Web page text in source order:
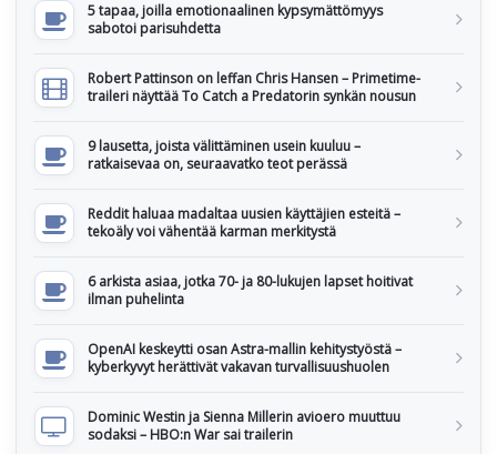
5 tapaa, joilla emotionaalinen kypsymättömyys
sabotoi parisuhdetta
Robert Pattinson on leffan Chris Hansen – Primetime-
traileri näyttää To Catch a Predatorin synkän nousun
9 lausetta, joista välittäminen usein kuuluu –
ratkaisevaa on, seuraavatko teot perässä
Reddit haluaa madaltaa uusien käyttäjien esteitä –
tekoäly voi vähentää karman merkitystä
6 arkista asiaa, jotka 70- ja 80-lukujen lapset hoitivat
ilman puhelinta
OpenAI keskeytti osan Astra-mallin kehitystyöstä –
kyberkyvyt herättivät vakavan turvallisuushuolen
Dominic Westin ja Sienna Millerin avioero muuttuu
sodaksi – HBO:n War sai trailerin